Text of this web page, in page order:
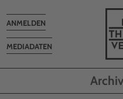
MEDIADATEN
Toggle
navigation
ANMELDEN